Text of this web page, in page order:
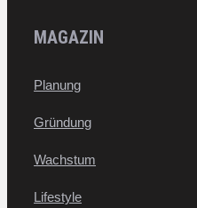
MAGAZIN
Planung
Gründung
Wachstum
Lifestyle